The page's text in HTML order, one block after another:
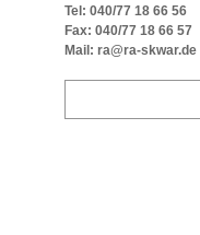
Tel: 040/77 18 66 56
Fax: 040/77 18 66 57
Mail: ra@ra-skwar.de